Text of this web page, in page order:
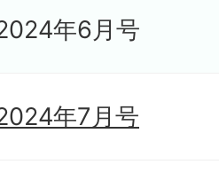
年6月号
年7月号